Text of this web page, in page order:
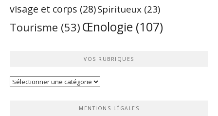
visage et corps (28)Spiritueux (23)
Tourisme (53) Œnologie (107)
VOS RUBRIQUES
Vos
MENTIONS LÉGALES